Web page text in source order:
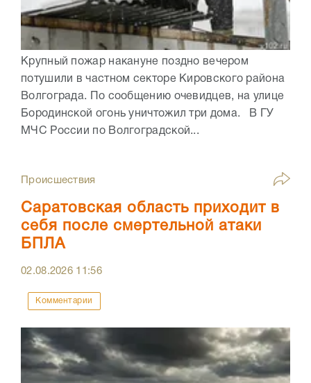
Крупный пожар накануне поздно вечером
потушили в частном секторе Кировского района
Волгограда. По сообщению очевидцев, на улице
Бородинской огонь уничтожил три дома. В ГУ
МЧС России по Волгоградской...
Происшествия
Саратовская область приходит в
себя после смертельной атаки
БПЛА
02.08.2026 11:56
Комментарии